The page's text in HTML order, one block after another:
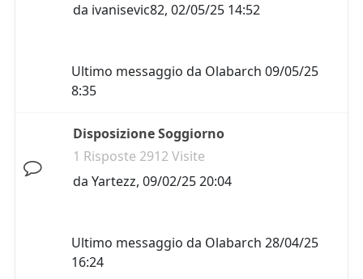
da ivanisevic82, 02/05/25 14:52
Ultimo messaggio da Olabarch 09/05/25
8:35
Disposizione Soggiorno
1 Risposte 2912 Visite
da Yartezz, 09/02/25 20:04
Ultimo messaggio da Olabarch 28/04/25
16:24